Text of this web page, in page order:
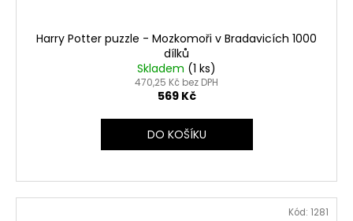
Harry Potter puzzle - Mozkomoři v Bradavicích 1000
dílků
Skladem (1 ks)
470,25 Kč bez DPH
569 Kč
DO KOŠÍKU
Kód: 1281